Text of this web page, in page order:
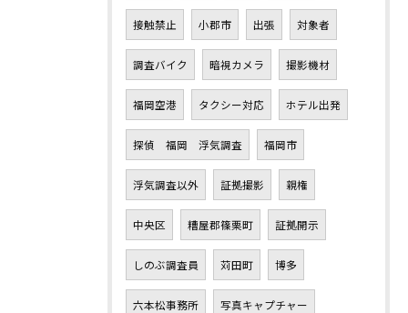
接触禁止 小郡市 出張 対象者
調査バイク 暗視カメラ 撮影機材
福岡空港 タクシー対応 ホテル出発
探偵 福岡 浮気調査 福岡市
浮気調査以外 証拠撮影 親権
中央区 糟屋郡篠栗町 証拠開示
しのぶ調査員 苅田町 博多
六本松事務所 写真キャプチャー